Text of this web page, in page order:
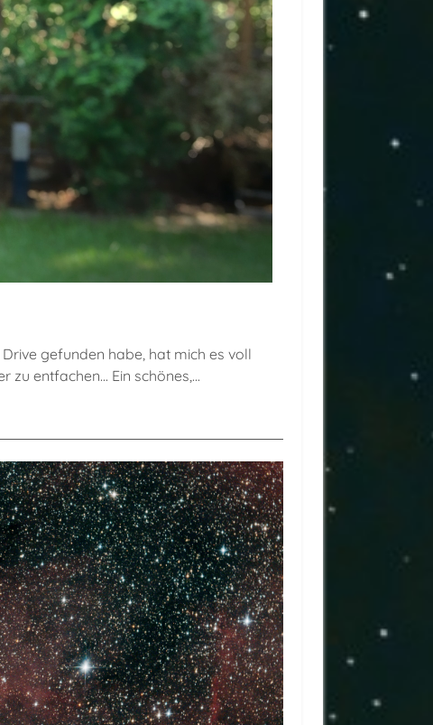
gefunden habe, hat mich es voll
entfachen... Ein schönes,...